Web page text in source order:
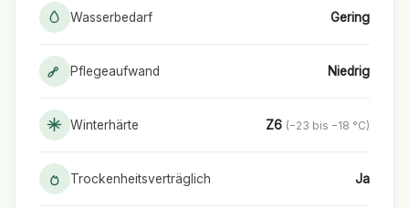
Wasserbedarf Gering
Pflegeaufwand Niedrig
Winterhärte Z6 (−23 bis −18 °C)
Trockenheitsverträglich Ja